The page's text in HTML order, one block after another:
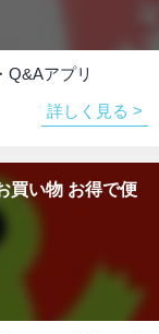
Q&Aアプリ
詳しく見る >
買い物 お得で便